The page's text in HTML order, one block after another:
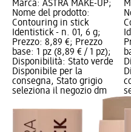
Marca: ASTRA MAKE-UP;
Nome del prodotto:
Contouring in stick
Identistick - n. 01, 6 g;
Prezzo: 8,89 €; Prezzo
base: 1 pz (8,89 € / 1 pz);
Disponibilità: Stato verde
Disponibile per la
consegna, Stato grigio
seleziona il negozio dm